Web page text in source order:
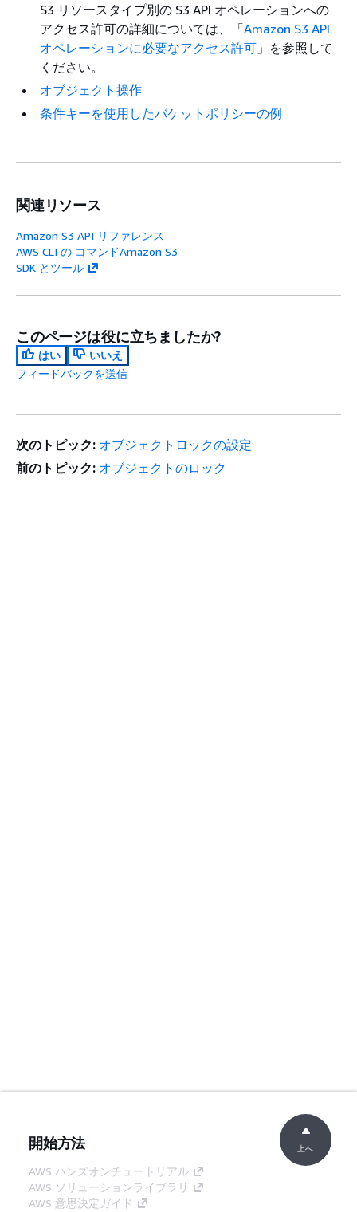
S3 リソースタイプ別の S3 API オペレーションへの
アクセス許可の詳細については、「Amazon S3 API
オペレーションに必要なアクセス許可 」を参照して
ください。
オブジェクト操作
条件キーを使用したバケットポリシーの例
関連リソース
Amazon S3 API リファレンス
AWS CLI の コマンドAmazon S3
SDK とツール
このページは役に立ちましたか?
はい
いいえ
フィードバックを送信
次のトピック: オブジェクトロックの設定
前のトピック: オブジェクトのロック
開始方法
AWS ハンズオンチュートリアル
AWS ソリューションライブラリ
AWS 意思決定ガイド
上へ